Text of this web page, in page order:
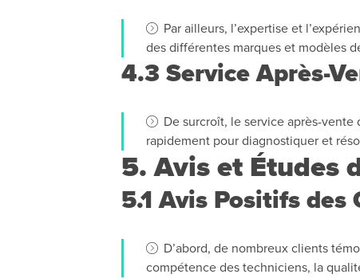
Par ailleurs, l’expertise et
des différentes marques et modèles
4.3 Service Après-
De surcroît, le service après-
rapidement pour diagnostiquer et
5. Avis et Études
5.1 Avis Positifs des
D’abord, de nombreux clients
compétence des techniciens, la